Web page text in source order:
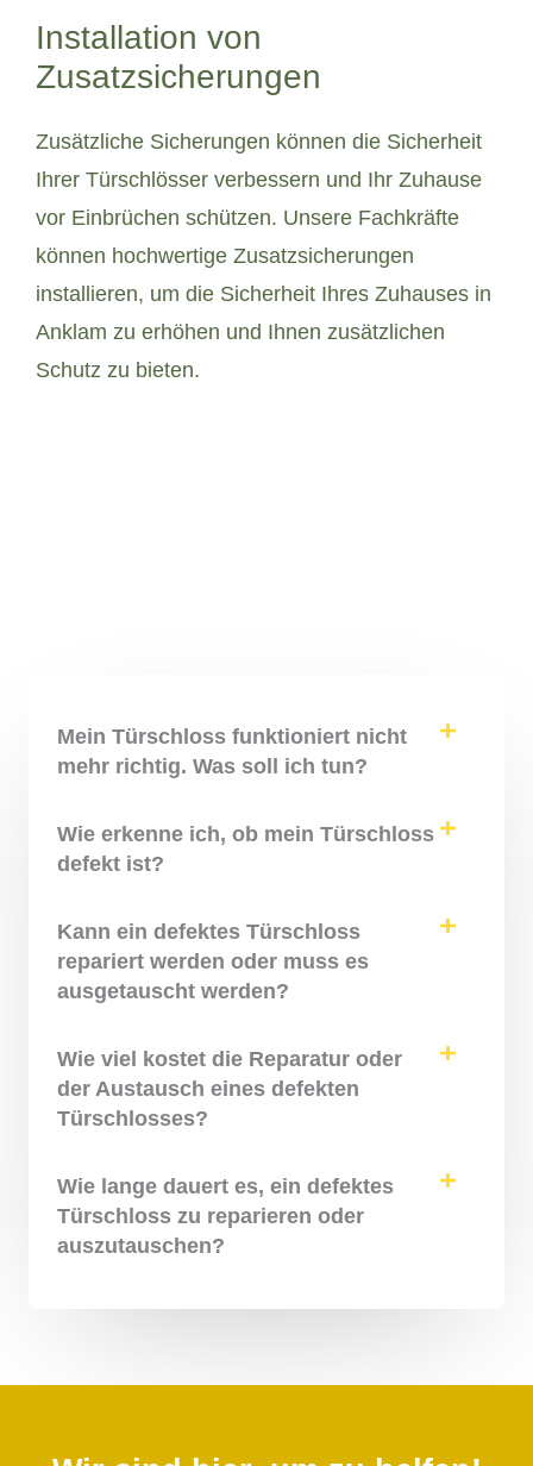
Installation von
Zusatzsicherungen
Zusätzliche Sicherungen können die Sicherheit
Ihrer Türschlösser verbessern und Ihr Zuhause
vor Einbrüchen schützen. Unsere Fachkräfte
können hochwertige Zusatzsicherungen
installieren, um die Sicherheit Ihres Zuhauses in
Anklam zu erhöhen und Ihnen zusätzlichen
Schutz zu bieten.
Mein Türschloss funktioniert nicht
mehr richtig. Was soll ich tun?
Wie erkenne ich, ob mein Türschloss
defekt ist?
Kann ein defektes Türschloss
repariert werden oder muss es
ausgetauscht werden?
Wie viel kostet die Reparatur oder
der Austausch eines defekten
Türschlosses?
Wie lange dauert es, ein defektes
Türschloss zu reparieren oder
auszutauschen?